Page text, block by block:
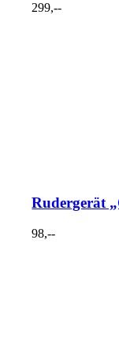
299,--
Rudergerät
98,--